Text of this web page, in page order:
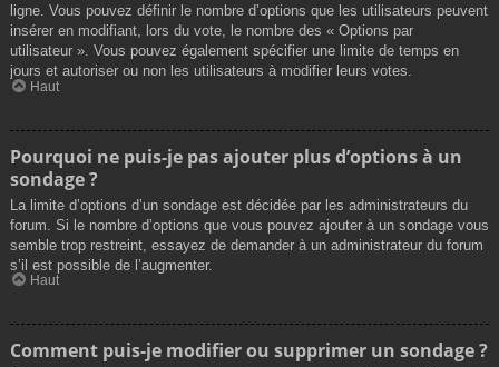
ligne. Vous pouvez définir le nombre d’options que les utilisateurs peuvent
insérer en modifiant, lors du vote, le nombre des « Options par
utilisateur ». Vous pouvez également spécifier une limite de temps en
jours et autoriser ou non les utilisateurs à modifier leurs votes.
Haut
Pourquoi ne puis-je pas ajouter plus d’options à un
sondage ?
La limite d’options d’un sondage est décidée par les administrateurs du
forum. Si le nombre d’options que vous pouvez ajouter à un sondage vous
semble trop restreint, essayez de demander à un administrateur du forum
s’il est possible de l’augmenter.
Haut
Comment puis-je modifier ou supprimer un sondage ?